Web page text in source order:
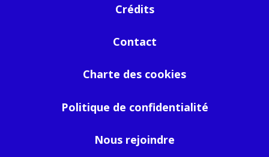
Crédits
Contact
Charte des cookies
Politique de confidentialité
Nous rejoindre